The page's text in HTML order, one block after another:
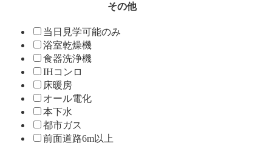
その他
当日見学可能のみ
浴室乾燥機
食器洗浄機
IHコンロ
床暖房
オール電化
本下水
都市ガス
前面道路6m以上